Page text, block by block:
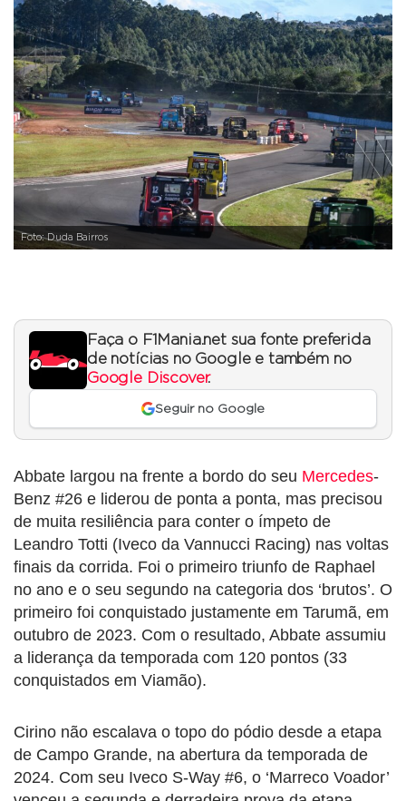
Foto: Duda Bairros
Faça o F1Mania.net sua fonte preferida
de notícias no Google e também no
Google Discover.
Seguir no Google
Abbate largou na frente a bordo do seu Mercedes-
Benz #26 e liderou de ponta a ponta, mas precisou
de muita resiliência para conter o ímpeto de
Leandro Totti (Iveco da Vannucci Racing) nas voltas
finais da corrida. Foi o primeiro triunfo de Raphael
no ano e o seu segundo na categoria dos ‘brutos’. O
primeiro foi conquistado justamente em Tarumã, em
outubro de 2023. Com o resultado, Abbate assumiu
a liderança da temporada com 120 pontos (33
conquistados em Viamão).
Cirino não escalava o topo do pódio desde a etapa
de Campo Grande, na abertura da temporada de
2024. Com seu Iveco S-Way #6, o ‘Marreco Voador’